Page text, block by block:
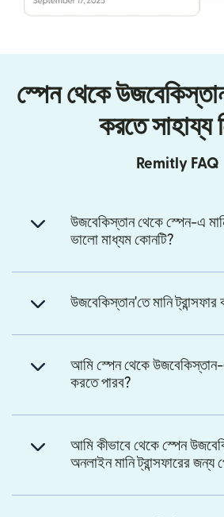
স্পেন থেকে
করতে সাহায্য
Remitly FAQ
উজবেকিস্তান থেকে স্পেন-এ
ভালো মাধ্যম কোনটি?
উজবেকিস্তান'তে মানি
আমি স্পেন থেকে উজবেকিস্তান-
করতে পারব?
আমি কীভাবে থেকে স্পেন
অনলাইন মানি ট্রান্সফারের জন্য